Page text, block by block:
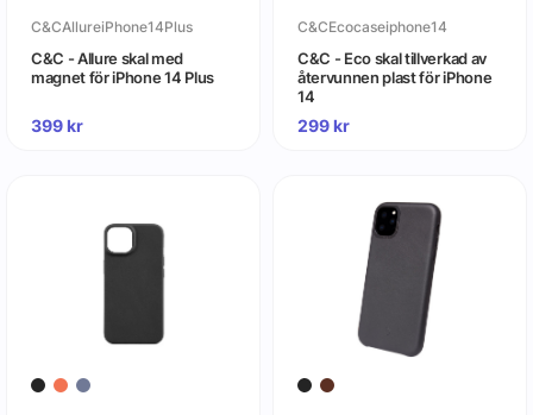
C&CAllureiPhone14Plus
C&C - Allure skal med
magnet för iPhone 14 Plus
399kr
C&CEcocaseiphone14
C&C - Eco skal tillverkad av
återvunnen plast för iPhone
14
299kr